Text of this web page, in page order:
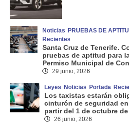
Noticias PRUEBAS DE
Recientes
Santa Cruz de Tenerife.
pruebas de aptitud para
Permiso Municipal de
29 junio, 2026
Leyes Noticias Portada
Los taxistas estarán
cinturón de seguridad
partir del 1 de octubre de
26 junio, 2026